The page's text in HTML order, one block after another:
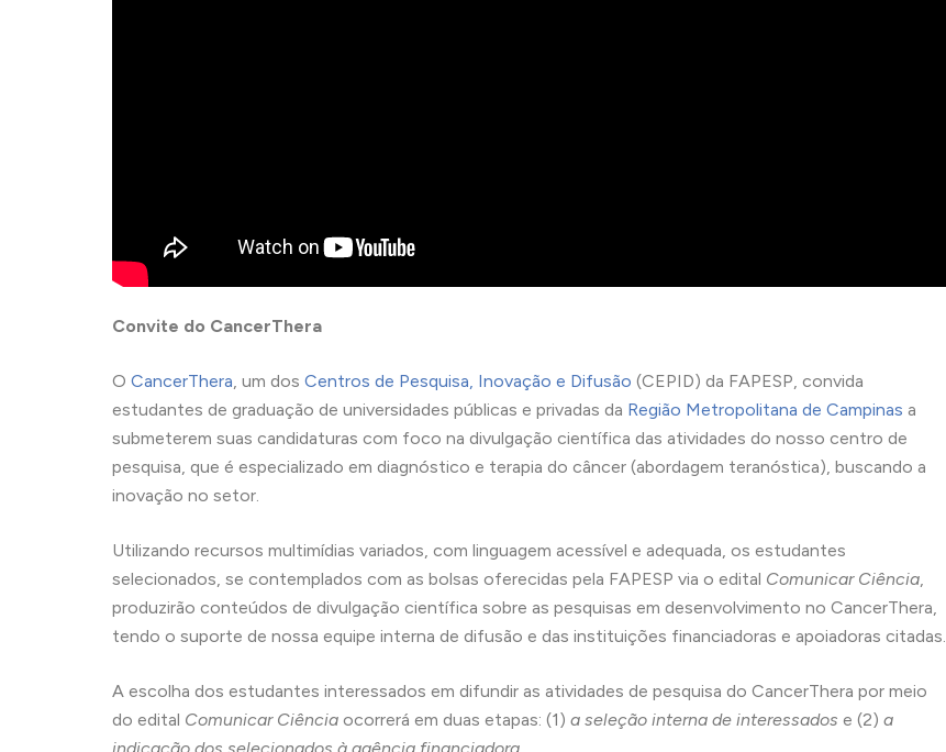
Convite do CancerThera
O CancerThera, um dos Centros de Pesquisa, Inovação e Difusão (CEPID) da FAPESP, convida
estudantes de graduação de universidades públicas e privadas da Região Metropolitana de Campinas a
submeterem suas candidaturas com foco na divulgação científica das atividades do nosso centro de
pesquisa, que é especializado em diagnóstico e terapia do câncer (abordagem teranóstica), buscando a
inovação no setor.
Utilizando recursos multimídias variados, com linguagem acessível e adequada, os estudantes
selecionados, se contemplados com as bolsas oferecidas pela FAPESP via o edital Comunicar Ciência,
produzirão conteúdos de divulgação científica sobre as pesquisas em desenvolvimento no CancerThera,
tendo o suporte de nossa equipe interna de difusão e das instituições financiadoras e apoiadoras citadas.
A escolha dos estudantes interessados em difundir as atividades de pesquisa do CancerThera por meio
do edital Comunicar Ciência ocorrerá em duas etapas: (1) a seleção interna de interessados e (2) a